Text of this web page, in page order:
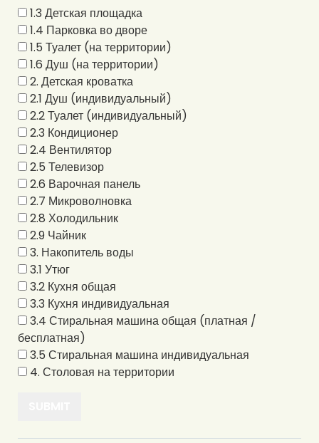
1.3 Детская площадка
1.4 Парковка во дворе
1.5 Туалет (на территории)
1.6 Душ (на территории)
2. Детская кроватка
2.1 Душ (индивидуальный)
2.2 Туалет (индивидуальный)
2.3 Кондиционер
2.4 Вентилятор
2.5 Телевизор
2.6 Варочная панель
2.7 Микроволновка
2.8 Холодильник
2.9 Чайник
3. Накопитель воды
3.1 Утюг
3.2 Кухня общая
3.3 Кухня индивидуальная
3.4 Стиральная машина общая (платная /
бесплатная)
3.5 Стиральная машина индивидуальная
4. Столовая на территории